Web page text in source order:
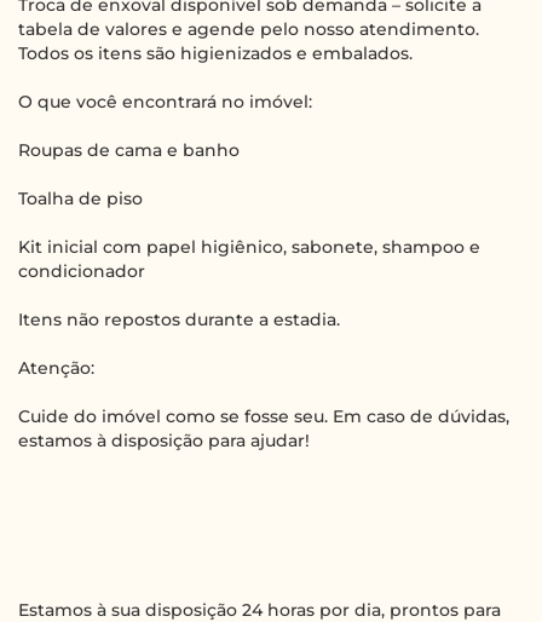
Troca de enxoval disponível sob demanda – solicite a
tabela de valores e agende pelo nosso atendimento.
Todos os itens são higienizados e embalados.
O que você encontrará no imóvel:
Roupas de cama e banho
Toalha de piso
Kit inicial com papel higiênico, sabonete, shampoo e
condicionador
Itens não repostos durante a estadia.
Atenção:
Cuide do imóvel como se fosse seu. Em caso de dúvidas,
estamos à disposição para ajudar!
Estamos à sua disposição 24 horas por dia, prontos para